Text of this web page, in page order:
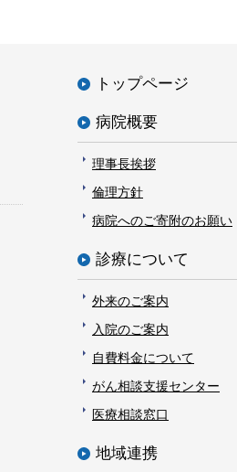
トップページ
病院概要
理事長挨拶
倫理方針
病院へのご寄附のお願い
診療について
外来のご案内
入院のご案内
自費料金について
がん相談支援センター
医療相談窓口
地域連携